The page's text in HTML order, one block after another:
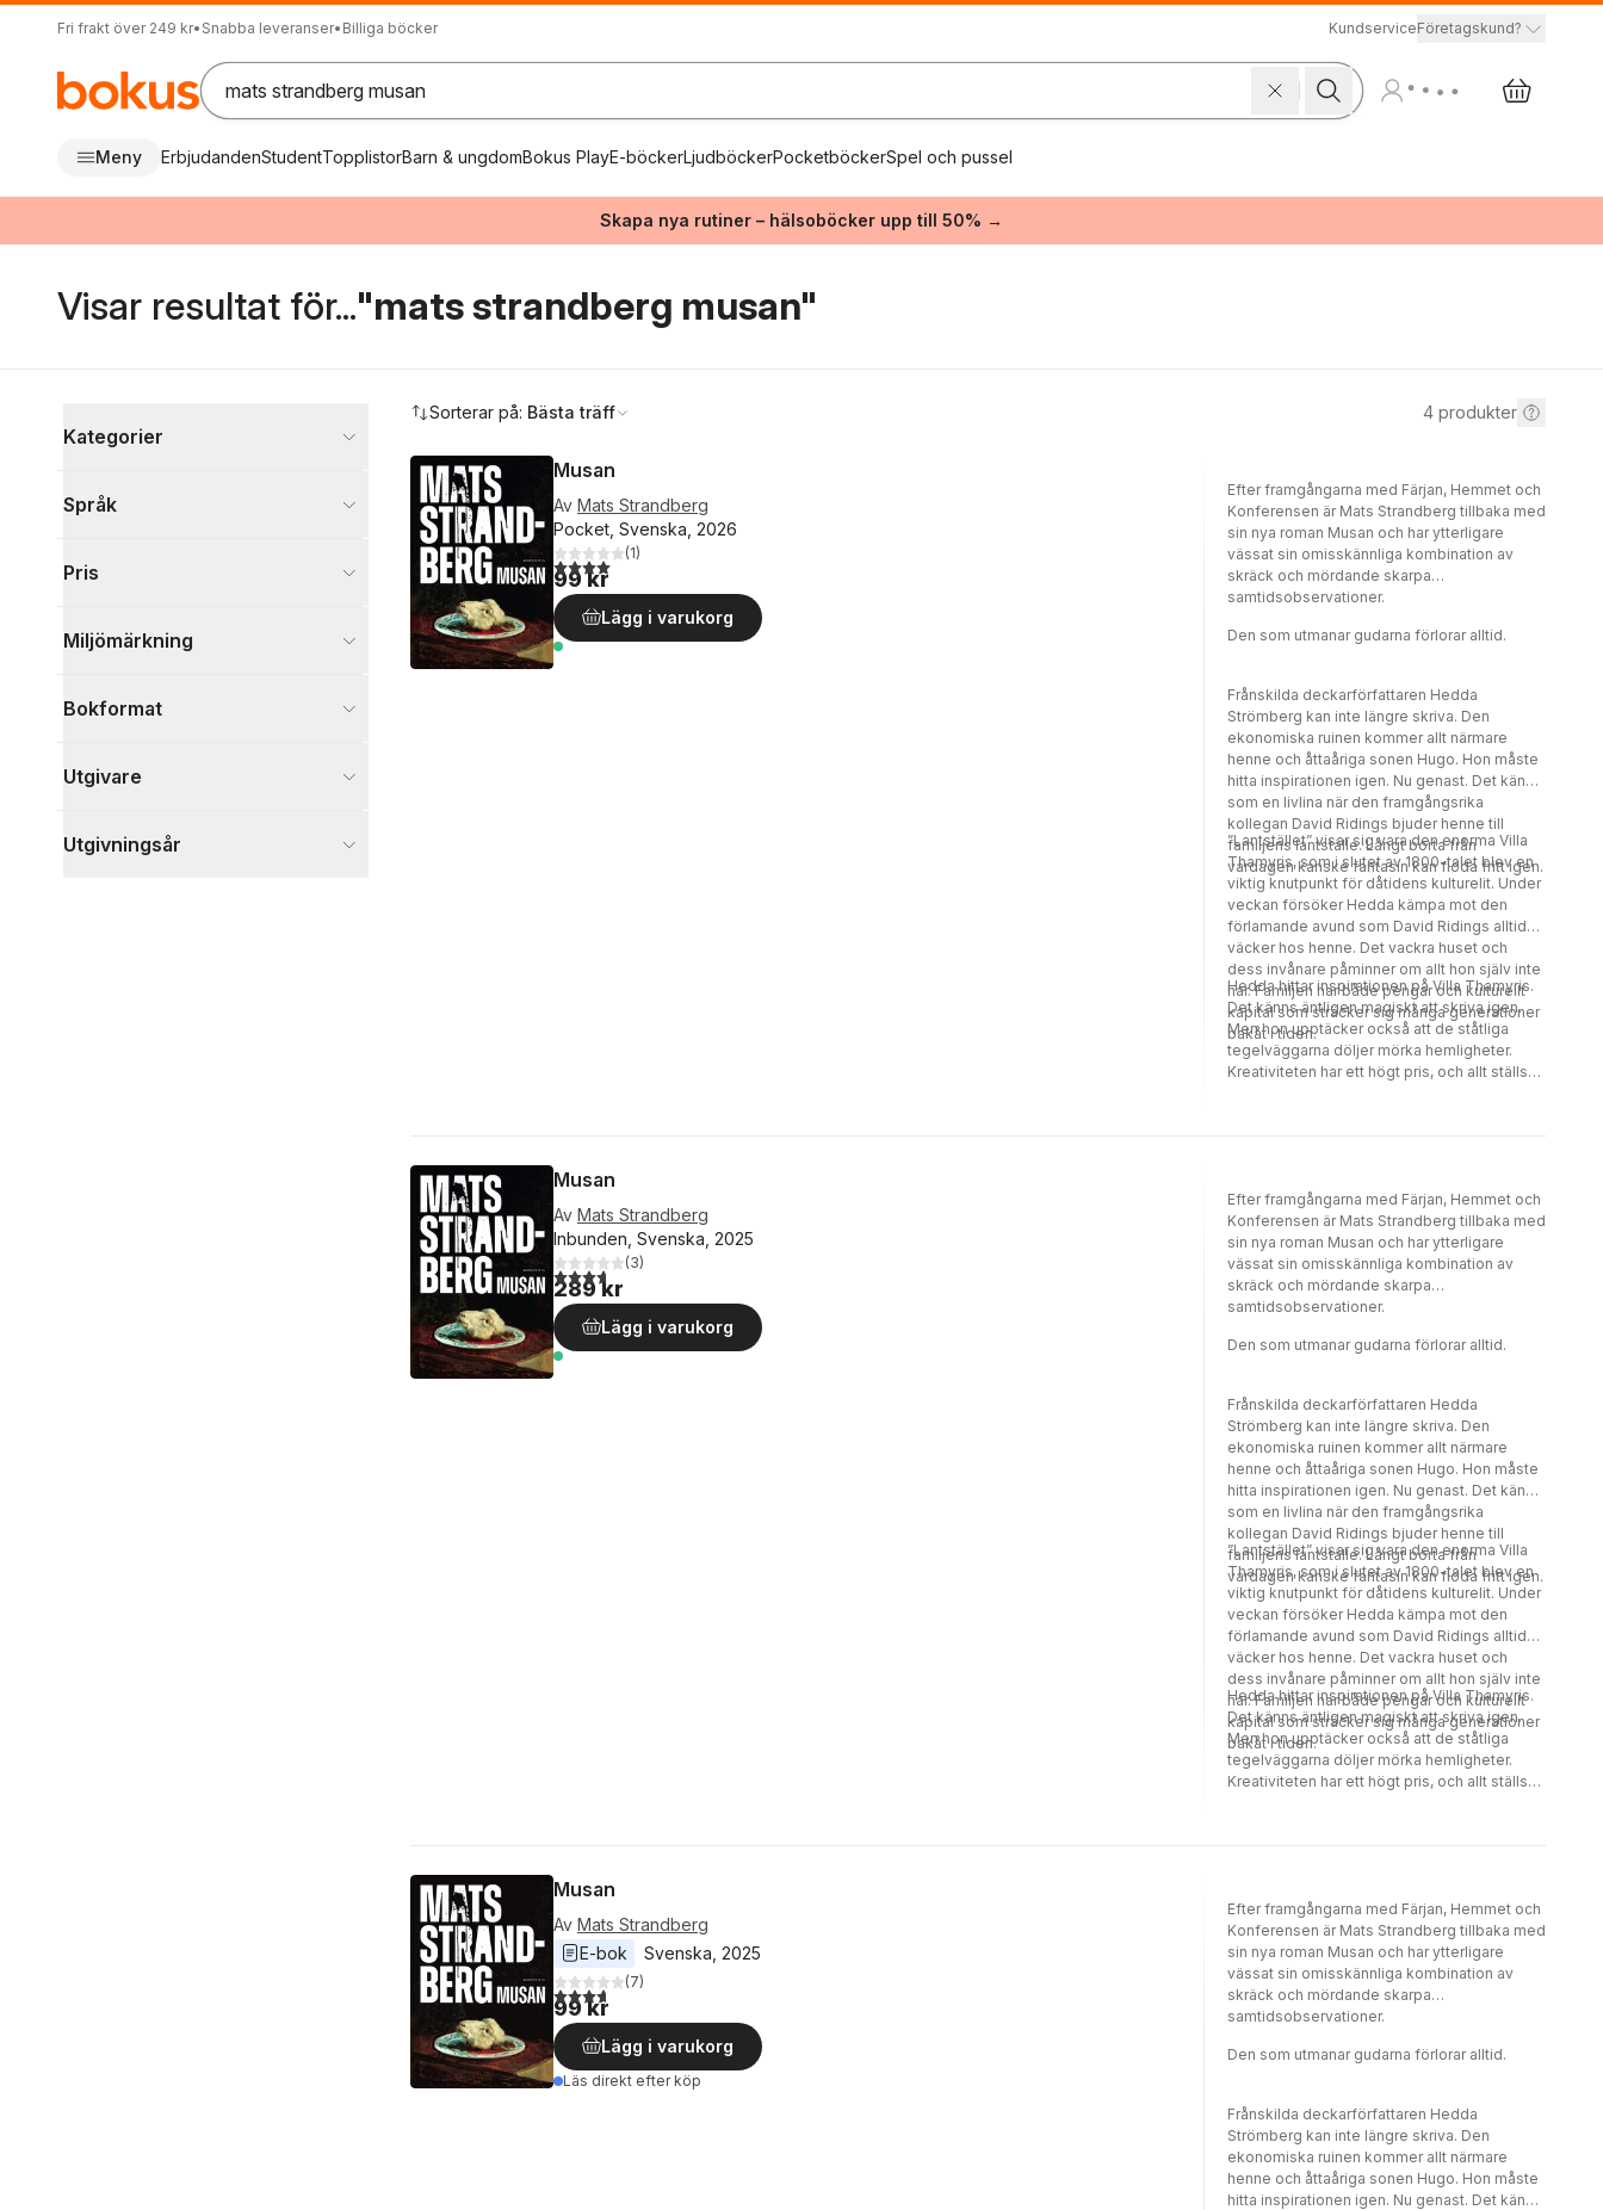
Fri frakt över 249 kr• Snabba leveranser• Billiga böcker KundserviceFöretagskund?
Meny ErbjudandenStudentTopplistorBarn & ungdomBokus PlayE-böckerLjudböckerPocketböckerSpel och pussel
Skapa nya rutiner – hälsoböcker upp till 50% →
Visar resultat för..."mats strandberg musan"
Kategorier
Visa fler
Språk
Pris
Miljömärkning
Bokformat
Utgivare
Utgivningsår
Sorterar på: Bästa träff 4 produkter
Musan
Av Mats Strandberg
Pocket, Svenska, 2026
4,0utav 5 stjärnor. Totalt antal röster:
(1)
99 kr
Lägg i varukorg
Efter framgångarna med Färjan, Hemmet och
Konferensen är Mats Strandberg tillbaka med
sin nya roman Musan och har ytterligare
vässat sin omisskännliga kombination av
skräck och mördande skarpa
samtidsobservationer.
Den som utmanar gudarna förlorar alltid.
Frånskilda deckarförfattaren Hedda
Strömberg kan inte längre skriva. Den
ekonomiska ruinen kommer allt närmare
henne och åttaåriga sonen Hugo. Hon måste
hitta inspirationen igen. Nu genast. Det känns
som en livlina när den framgångsrika
kollegan David Ridings bjuder henne till
familjens lantställe. Långt borta från
vardagen kanske fantasin kan flöda fritt igen.
”Lantstället” visar sig vara den enorma Villa
Thamyris, som i slutet av 1800-talet blev en
viktig knutpunkt för dåtidens kulturelit. Under
veckan försöker Hedda kämpa mot den
förlamande avund som David Ridings alltid
väcker hos henne. Det vackra huset och
dess invånare påminner om allt hon själv inte
har. Familjen har både pengar och kulturellt
kapital som sträcker sig många generationer
bakåt i tiden.
Hedda hittar inspirationen på Villa Thamyris.
Det känns äntligen magiskt att skriva igen.
Men hon upptäcker också att de ståtliga
tegelväggarna döljer mörka hemligheter.
Kreativiteten har ett högt pris, och allt ställs
Musan
Av Mats Strandberg
Inbunden, Svenska, 2025
3,7utav 5 stjärnor. Totalt antal röster:
(3)
289 kr
Lägg i varukorg
Efter framgångarna med Färjan, Hemmet och
Konferensen är Mats Strandberg tillbaka med
sin nya roman Musan och har ytterligare
vässat sin omisskännliga kombination av
skräck och mördande skarpa
samtidsobservationer.
Den som utmanar gudarna förlorar alltid.
Frånskilda deckarförfattaren Hedda
Strömberg kan inte längre skriva. Den
ekonomiska ruinen kommer allt närmare
henne och åttaåriga sonen Hugo. Hon måste
hitta inspirationen igen. Nu genast. Det känns
som en livlina när den framgångsrika
kollegan David Ridings bjuder henne till
familjens lantställe. Långt borta från
vardagen kanske fantasin kan flöda fritt igen.
”Lantstället” visar sig vara den enorma Villa
Thamyris, som i slutet av 1800-talet blev en
viktig knutpunkt för dåtidens kulturelit. Under
veckan försöker Hedda kämpa mot den
förlamande avund som David Ridings alltid
väcker hos henne. Det vackra huset och
dess invånare påminner om allt hon själv inte
har. Familjen har både pengar och kulturellt
kapital som sträcker sig många generationer
bakåt i tiden.
Hedda hittar inspirationen på Villa Thamyris.
Det känns äntligen magiskt att skriva igen.
Men hon upptäcker också att de ståtliga
tegelväggarna döljer mörka hemligheter.
Kreativiteten har ett högt pris, och allt ställs
Musan
Av Mats Strandberg
E-bok
Svenska 2025
3,7utav 5 stjärnor. Totalt antal röster:
(7)
99 kr
Lägg i varukorg
Läs direkt efter köp
Efter framgångarna med Färjan, Hemmet och
Konferensen är Mats Strandberg tillbaka med
sin nya roman Musan och har ytterligare
vässat sin omisskännliga kombination av
skräck och mördande skarpa
samtidsobservationer.
Den som utmanar gudarna förlorar alltid.
Frånskilda deckarförfattaren Hedda
Strömberg kan inte längre skriva. Den
ekonomiska ruinen kommer allt närmare
henne och åttaåriga sonen Hugo. Hon måste
hitta inspirationen igen. Nu genast. Det känns